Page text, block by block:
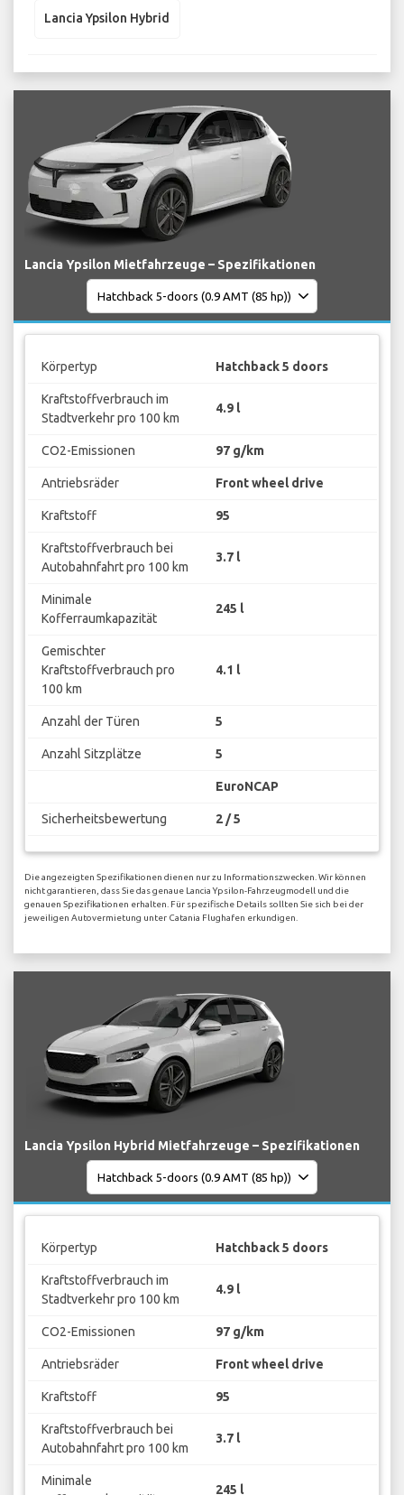
Lancia Ypsilon Hybrid
Lancia Ypsilon Mietfahrzeuge – Spezifikationen
Körpertyp Hatchback 5 doors
Kraftstoffverbrauch im
Stadtverkehr pro 100 km
4.9 l
CO2-Emissionen 97 g/km
Antriebsräder Front wheel drive
Kraftstoff 95
Kraftstoffverbrauch bei
Autobahnfahrt pro 100 km
3.7 l
Minimale
Kofferraumkapazität
245 l
Gemischter
Kraftstoffverbrauch pro
100 km
4.1 l
Anzahl der Türen 5
Anzahl Sitzplätze 5
EuroNCAP
Sicherheitsbewertung 2 / 5
Die angezeigten Spezifikationen dienen nur zu Informationszwecken. Wir können
nicht garantieren, dass Sie das genaue Lancia Ypsilon-Fahrzeugmodell und die
genauen Spezifikationen erhalten. Für spezifische Details sollten Sie sich bei der
jeweiligen Autovermietung unter Catania Flughafen erkundigen.
Lancia Ypsilon Hybrid Mietfahrzeuge – Spezifikationen
Körpertyp Hatchback 5 doors
Kraftstoffverbrauch im
Stadtverkehr pro 100 km
4.9 l
CO2-Emissionen 97 g/km
Antriebsräder Front wheel drive
Kraftstoff 95
Kraftstoffverbrauch bei
Autobahnfahrt pro 100 km
3.7 l
Minimale
245 l